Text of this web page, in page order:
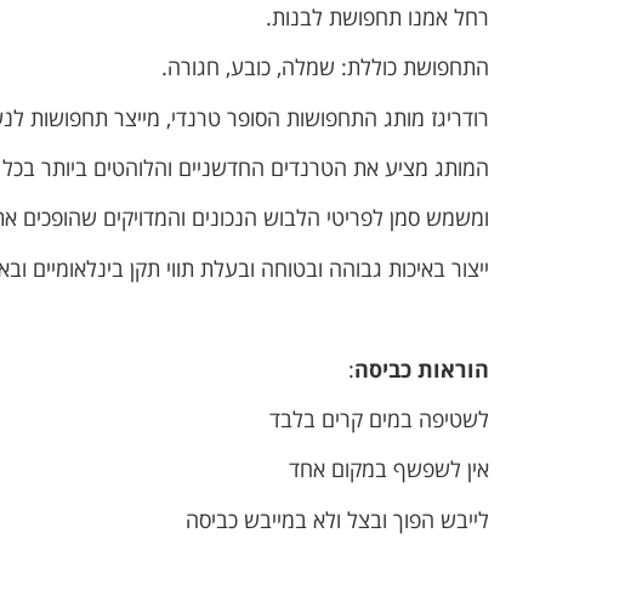
רחל אמנו תחפושת לבנות.
התחפושת כוללת: שמלה, כובע, חגורה.
רודריגז מותג התחפושות הסופר טרנדי, מייצר תחפושות
המותג מציע את הטרנדים החדשניים והלוהטים ביותר
ומשמש סמן לפריטי הלבוש הנכונים והמדויקים
ייצור באיכות גבוהה ובטוחה ובעלת תווי תקן בינלאומיים
הוראות כביסה:
לשטיפה במים קרים בלבד
אין לשפשף במקום אחד
לייבש הפוך ובצל ולא במייבש כביסה